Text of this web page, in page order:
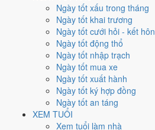
Ngày tốt xấu trong tháng
Ngày tốt khai trương
Ngày tốt cưới hỏi - kết hôn
Ngày tốt động thổ
Ngày tốt nhập trạch
Ngày tốt mua xe
Ngày tốt xuất hành
Ngày tốt ký hợp đồng
Ngày tốt an táng
XEM TUỔI
Xem tuổi làm nhà
Ngày Dương
Tháng 4 năm 2011
Tháng 3 âm năm 2011
Tiết Cốc Vũ
Canh Tý